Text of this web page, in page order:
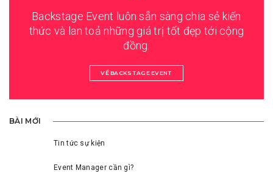
Backstage Event luôn sẵn sàng chia sẻ kiến
thức và lan toả những giá trị tốt đẹp tới cộng
đồng.
VỀ BACKSTAGE EVENT
BÀI MỚI
Tin tức sự kiện
Event Manager cần gì?